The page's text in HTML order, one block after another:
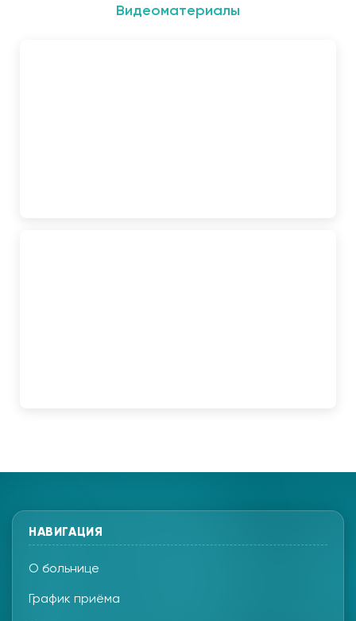
Видеоматериалы
НАВИГАЦИЯ
О больнице
График приёма